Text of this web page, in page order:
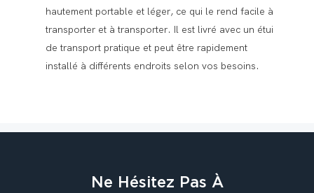
hautement portable et léger, ce qui le rend facile à
transporter et à transporter. Il est livré avec un étui
de transport pratique et peut être rapidement
installé à différents endroits selon vos besoins.
Ne Hésitez Pas À